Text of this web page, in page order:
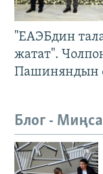
"ЕАЭБдин
жатат".
Пашиняндын
Блог -